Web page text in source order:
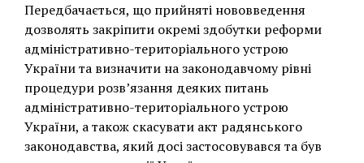
Передбачається, що прийняті нововведення
дозволять закріпити окремі здобутки реформи
адміністративно-територіального устрою
України та визначити на законодавчому рівні
процедури розв’язання деяких питань
адміністративно-територіального устрою
України, а також скасувати акт радянського
законодавства, який досі застосовувався та був